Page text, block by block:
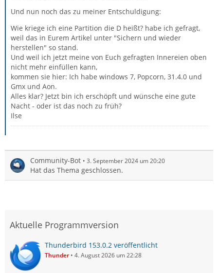
Und nun noch das zu meiner Entschuldigung:
Wie kriege ich eine Partition die D heißt? habe ich gefragt,
weil das in Eurem Artikel unter "Sichern und wieder
herstellen" so stand.
Und weil ich jetzt meine von Euch gefragten Innereien oben
nicht mehr einfüllen kann,
kommen sie hier: Ich habe windows 7, Popcorn, 31.4.0 und
Gmx und Aon.
Alles klar? Jetzt bin ich erschöpft und wünsche eine gute
Nacht - oder ist das noch zu früh?
Ilse
Community-Bot 3. September 2024 um 20:20
Hat das Thema geschlossen.
Aktuelle Programmversion
Thunderbird 153.0.2 veröffentlicht
Thunder 4. August 2026 um 22:28